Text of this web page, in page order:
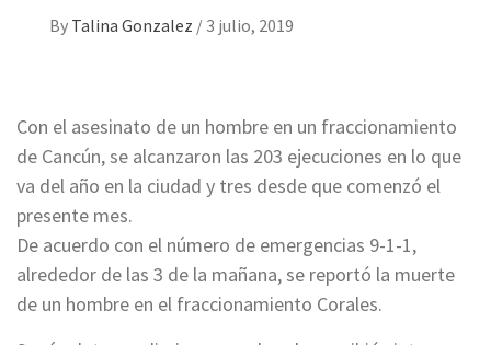
By Talina Gonzalez / 3 julio, 2019
Con el asesinato de un hombre en un fraccionamiento
de Cancún, se alcanzaron las 203 ejecuciones en lo que
va del año en la ciudad y tres desde que comenzó el
presente mes.
De acuerdo con el número de emergencias 9-1-1,
alrededor de las 3 de la mañana, se reportó la muerte
de un hombre en el fraccionamiento Corales.